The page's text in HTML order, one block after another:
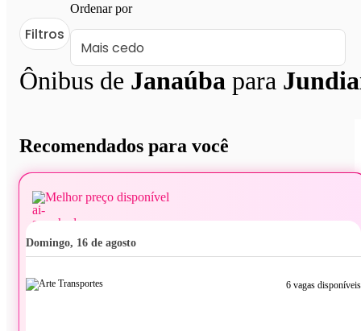
Ônibus de Janaúba para
Filtros
Ordenar por
Recomendados para você
Melhor preço disponível
domingo, 16 de agosto
6 vagas disponíveis